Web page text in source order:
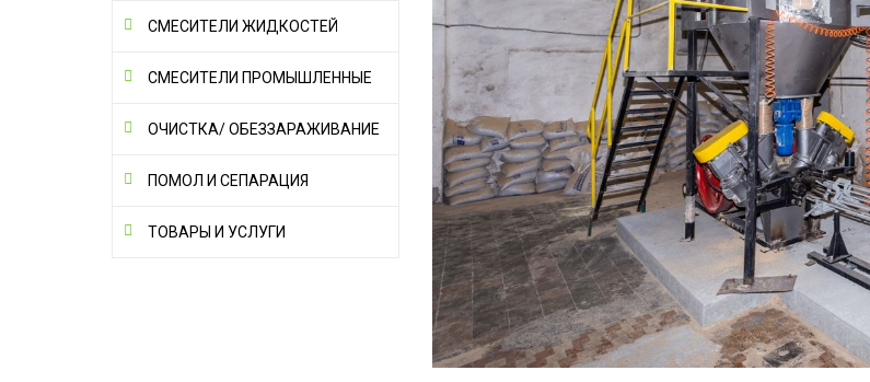
СМЕСИТЕЛИ ЖИДКОСТЕЙ
СМЕСИТЕЛИ ПРОМЫШЛЕННЫЕ
ОЧИСТКА/ ОБЕЗЗАРАЖИВАНИЕ
ПОМОЛ И СЕПАРАЦИЯ
ТОВАРЫ И УСЛУГИ